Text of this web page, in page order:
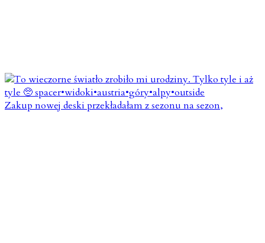
Zakup nowej deski przekładałam z sezonu na sezon,